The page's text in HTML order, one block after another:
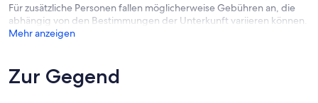
- Radiator for towels
Black Style Kitchen:
Für zusätzliche Personen fallen möglicherweise Gebühren an, die
abhängig von den Bestimmungen der Unterkunft variieren können.
Mehr anzeigen
Zur Gegend